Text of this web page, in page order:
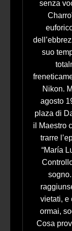
senza
suo
Nikon.
agosto
plaza di
il Maestro
trarre
“María
vietati, e
ormai,
Cosa